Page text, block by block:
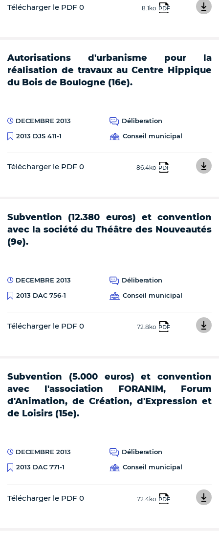
Télécharger le PDF 0 8.1ko PDF
Autorisations d'urbanisme pour la
réalisation de travaux au Centre Hippique
du Bois de Boulogne (16e).
DECEMBRE 2013
Déliberation
2013 DJS 411-1
Conseil municipal
Télécharger le PDF 0 86.4ko PDF
Subvention (12.380 euros) et convention
avec la société du Théâtre des Nouveautés
(9e).
DECEMBRE 2013
Déliberation
2013 DAC 756-1
Conseil municipal
Télécharger le PDF 0 72.8ko PDF
Subvention (5.000 euros) et convention
avec l'association FORANIM, Forum
d'Animation, de Création, d'Expression et
de Loisirs (15e).
DECEMBRE 2013
Déliberation
2013 DAC 771-1
Conseil municipal
Télécharger le PDF 0 72.4ko PDF